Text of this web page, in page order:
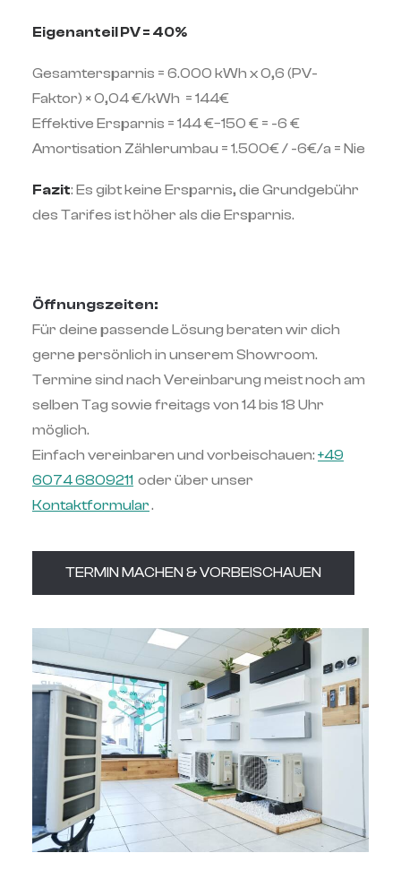
Eigenanteil PV = 40%
Gesamtersparnis = 6.000 kWh x 0,6 (PV-
Faktor) × 0,04 €/kWh = 144€
Effektive Ersparnis = 144 €−150 € = -6 €
Amortisation Zählerumbau = 1.500€ / -6€/a = Nie
Fazit: Es gibt keine Ersparnis, die Grundgebühr
des Tarifes ist höher als die Ersparnis.
Öffnungszeiten:
Für deine passende Lösung beraten wir dich
gerne persönlich in unserem Showroom.
Termine sind nach Vereinbarung meist noch am
selben Tag sowie freitags von 14 bis 18 Uhr
möglich.
Einfach vereinbaren und vorbeischauen: +49
6074 6809211 oder über unser
Kontaktformular.
TERMIN MACHEN & VORBEISCHAUEN